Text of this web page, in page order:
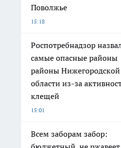
Поволжье
15:18
Роспотребнадзор
самые опасные районы
районы Нижегородской
области из-за
клещей
15:01
Всем заборам забор: